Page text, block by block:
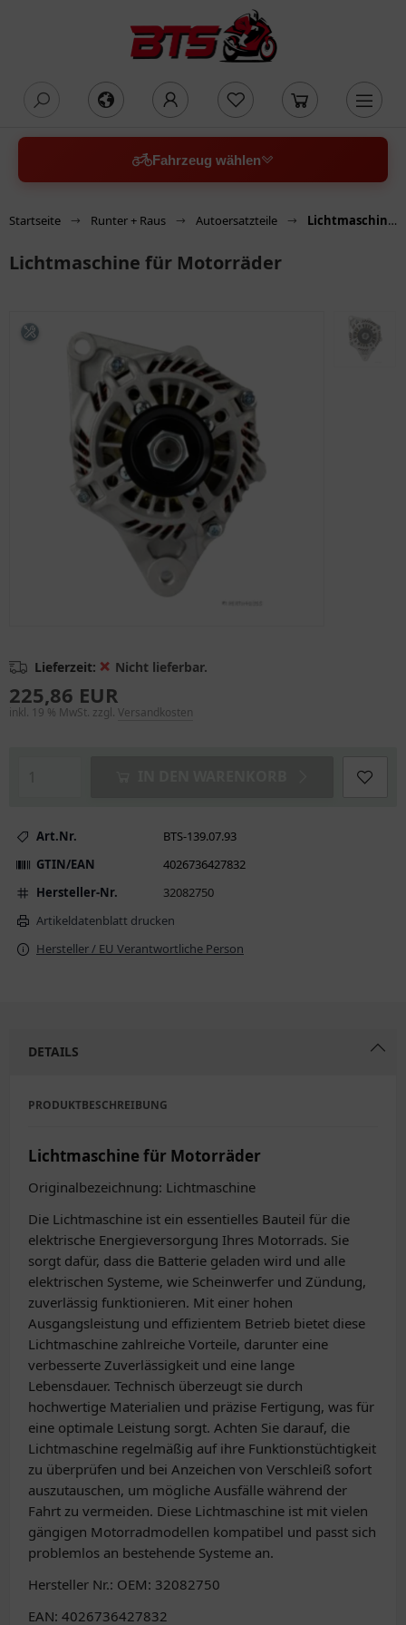
Fahrzeug wählen
Startseite Runter + Raus Autoersatzteile Lichtmaschine für Motorräder
Lichtmaschine für Motorräder
Lieferzeit: ❌ Nicht lieferbar.
225,86 EUR
inkl. 19 % MwSt. zzgl. Versandkosten
Art.Nr.
BTS-139.07.93
GTIN/EAN
4026736427832
Hersteller-Nr.
32082750
Artikeldatenblatt drucken
Hersteller / EU Verantwortliche Person
DETAILS
PRODUKTBESCHREIBUNG
Lichtmaschine für Motorräder
Originalbezeichnung: Lichtmaschine
Die Lichtmaschine ist ein essentielles Bauteil für die
elektrische Energieversorgung Ihres Motorrads. Sie
sorgt dafür, dass die Batterie geladen wird und alle
elektrischen Systeme, wie Scheinwerfer und Zündung,
zuverlässig funktionieren. Mit einer hohen
Ausgangsleistung und effizientem Betrieb bietet diese
Lichtmaschine zahlreiche Vorteile, darunter eine
verbesserte Zuverlässigkeit und eine lange
Lebensdauer. Technisch überzeugt sie durch
hochwertige Materialien und präzise Fertigung, was für
eine optimale Leistung sorgt. Achten Sie darauf, die
Lichtmaschine regelmäßig auf ihre Funktionstüchtigkeit
zu überprüfen und bei Anzeichen von Verschleiß sofort
auszutauschen, um mögliche Ausfälle während der
Fahrt zu vermeiden. Diese Lichtmaschine ist mit vielen
gängigen Motorradmodellen kompatibel und passt sich
problemlos an bestehende Systeme an.
Hersteller Nr.: OEM: 32082750
EAN: 4026736427832